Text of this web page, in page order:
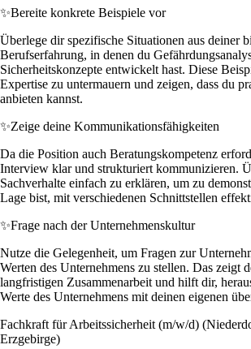
✨Bereite konkrete Beispiele vor
Überlege dir spezifische Situationen aus deiner
Berufserfahrung, in denen du
Sicherheitskonzepte entwickelt hast. Diese
Expertise zu untermauern und zeigen, dass du
anbieten kannst.
✨Zeige deine Kommunikationsfähigkeiten
Da die Position auch Beratungskompetenz
Interview klar und strukturiert kommunizieren.
Sachverhalte einfach zu erklären, um zu
Lage bist, mit verschiedenen Schnittstellen
✨Frage nach der Unternehmenskultur
Nutze die Gelegenheit, um Fragen zur
Werten des Unternehmens zu stellen. Das zeigt
langfristigen Zusammenarbeit und hilft dir,
Werte des Unternehmens mit deinen eigenen
Fachkraft für Arbeitssicherheit (m/w/d)
Erzgebirge)